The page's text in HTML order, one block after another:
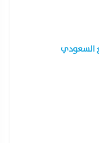
السعودي